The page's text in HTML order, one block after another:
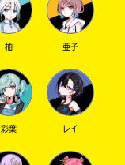
柚 亜子
彩葉 レイ